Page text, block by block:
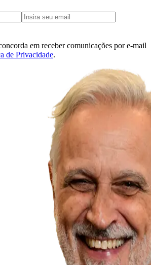
em receber comunicações por e-mail
de Privacidade.